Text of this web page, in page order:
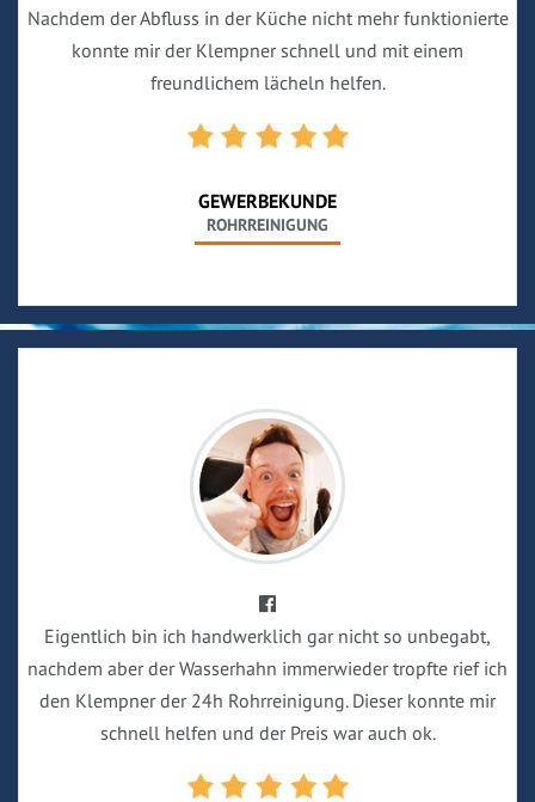
Nachdem der Abfluss in der Küche nicht mehr funktionierte
konnte mir der Klempner schnell und mit einem
freundlichem lächeln helfen.
GEWERBEKUNDE
ROHRREINIGUNG
Eigentlich bin ich handwerklich gar nicht so unbegabt,
nachdem aber der Wasserhahn immerwieder tropfte rief ich
den Klempner der 24h Rohrreinigung. Dieser konnte mir
schnell helfen und der Preis war auch ok.